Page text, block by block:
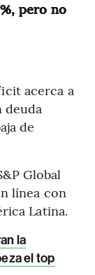
pero no
acerca a
deuda
de
Global
línea con
Latina.
la
el top